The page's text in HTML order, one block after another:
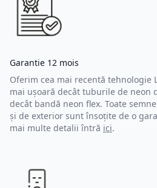
Garantie 12 mois
Oferim cea mai recentă tehnologie
mai ușoară decât tuburile de neon
decât bandă neon flex. Toate
și de exterior sunt însoțite de o
mai multe detalii întră ici.